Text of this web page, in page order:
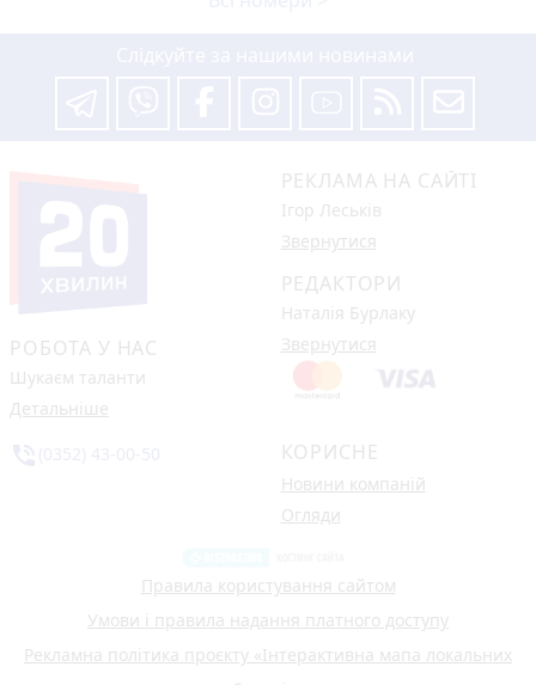
РОБОТА У НАС
Шукаєм таланти
Детальніше
РЕКЛАМА НА САЙТІ
Ігор Леськів
Звернутися
РЕДАКТОРИ
Наталія Бурлаку
Звернутися
КОРИСНЕ
Новини компаній
Огляди
Правила користування сайтом
Умови і правила надання платного доступу
Рекламна політика проєкту «Інтерактивна мапа локальних